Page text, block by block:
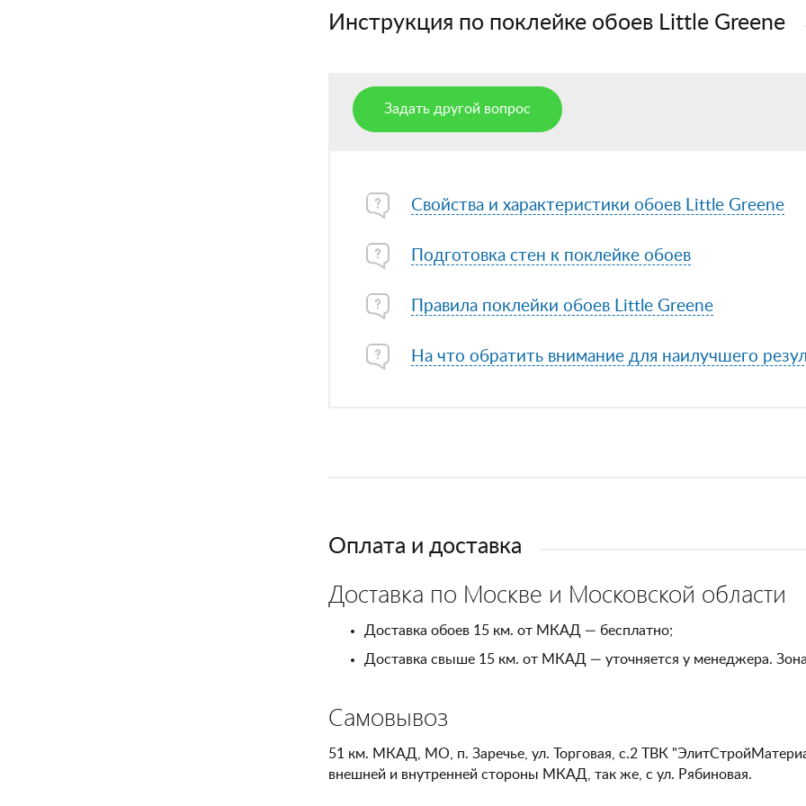
Инструкция по поклейке обоев Little Greene
Задать другой вопрос
Свойства и характеристики обоев Little Greene
Подготовка стен к поклейке обоев
Правила поклейки обоев Little Greene
На что обратить внимание для наилучшего
Оплата и доставка
Доставка по Москве и Московской области
Доставка обоев 15 км. от МКАД — бесплатно;
Доставка свыше 15 км. от МКАД — уточняется у менеджера.
Самовывоз
51 км. МКАД, МО, п. Заречье, ул. Торговая, с.2 ТВК
внешней и внутренней стороны МКАД, так же, с ул. Рябиновая.